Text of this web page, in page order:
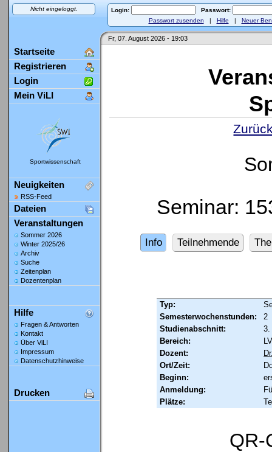
Nicht eingeloggt. Login:
Passwort:
Passwort zusenden | Hilfe | Neuer
Fr, 07. August 2026 - 19:03
Startseite
Registrieren
Login
Mein ViLI
Sportwissenschaft
Neuigkeiten
RSS-Feed
Dateien
Veranstaltungen
Sommer 2026
Winter 2025/26
Archiv
Suche
Zeitenplan
Dozentenplan
Hilfe
Fragen & Antworten
Kontakt
Über ViLI
Impressum
Datenschutzhinweise
Drucken
Seminar:
Info Teilnehmende
Typ:
Semesterwochenstunden:
2
Studienabschnitt:
3.
Bereich:
Dozent:
Ort/Zeit:
Beginn:
Anmeldung:
Plätze:
QR-